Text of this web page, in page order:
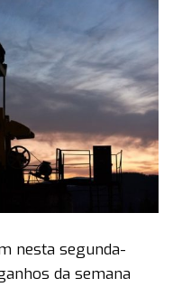
nesta segunda-
da semana